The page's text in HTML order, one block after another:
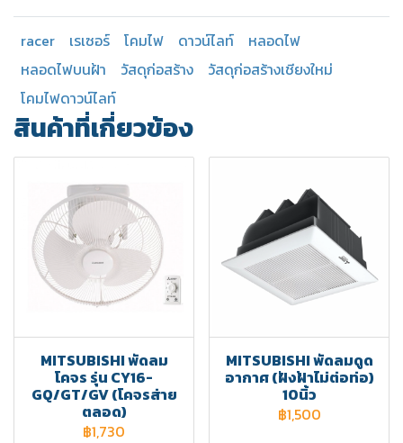
racer เรเซอร์ โคมไฟ ดาวน์ไลท์
หลอดไฟ
หลอดไฟบนฝ้า
วัสดุก่อสร้าง
วัสดุก่อสร้างเชียงใหม่
โคมไฟดาวน์ไลท์
สินค้าที่เกี่ยวข้อง
MITSUBISHI พัดลม
โคจร รุ่น CY16-
GQ/GT/GV (โคจรส่าย
ตลอด)
฿1,730
MITSUBISHI พัดลมดูด
อากาศ (ฝังฝ้าไม่ต่อท่อ)
10นิ้ว
฿1,500